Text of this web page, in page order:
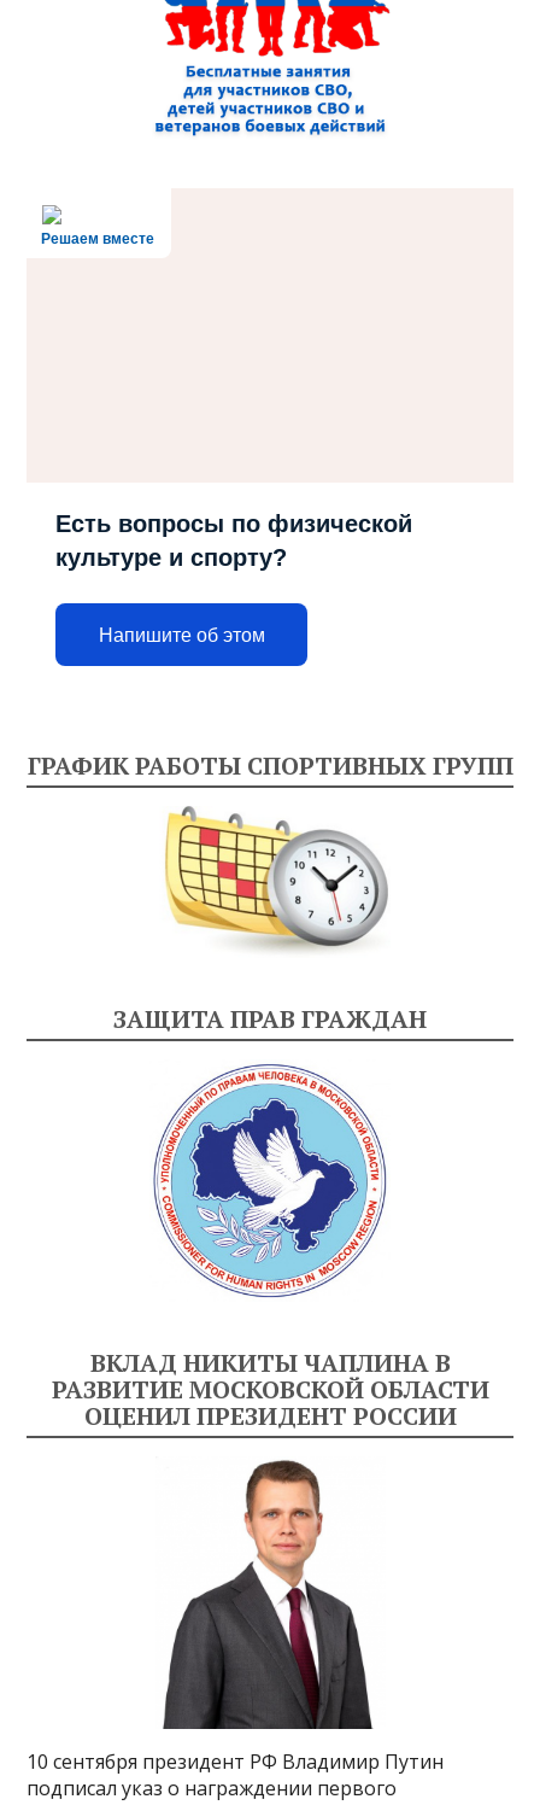
Решаем вместе
Есть вопросы по физической
культуре и спорту?
Напишите об этом
ГРАФИК РАБОТЫ СПОРТИВНЫХ ГРУПП
ЗАЩИТА ПРАВ ГРАЖДАН
ВКЛАД НИКИТЫ ЧАПЛИНА В
РАЗВИТИЕ МОСКОВСКОЙ ОБЛАСТИ
ОЦЕНИЛ ПРЕЗИДЕНТ РОССИИ
10 сентября президент РФ Владимир Путин
подписал указ о награждении первого